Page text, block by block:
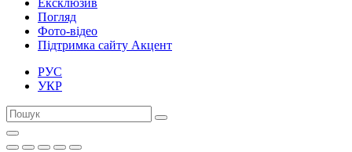
Ексклюзив
Погляд
Фото-відео
Підтримка сайту Акцент
РУС
УКР